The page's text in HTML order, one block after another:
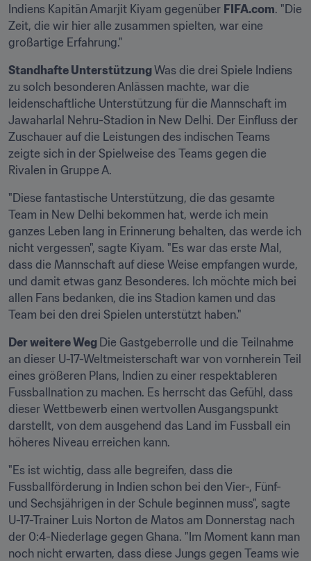
Indiens Kapitän Amarjit Kiyam gegenüber FIFA.com. "Die
Zeit, die wir hier alle zusammen spielten, war eine
großartige Erfahrung."
Standhafte Unterstützung Was die drei Spiele Indiens
zu solch besonderen Anlässen machte, war die
leidenschaftliche Unterstützung für die Mannschaft im
Jawaharlal Nehru-Stadion in New Delhi. Der Einfluss der
Zuschauer auf die Leistungen des indischen Teams
zeigte sich in der Spielweise des Teams gegen die
Rivalen in Gruppe A.
"Diese fantastische Unterstützung, die das gesamte
Team in New Delhi bekommen hat, werde ich mein
ganzes Leben lang in Erinnerung behalten, das werde ich
nicht vergessen", sagte Kiyam. "Es war das erste Mal,
dass die Mannschaft auf diese Weise empfangen wurde,
und damit etwas ganz Besonderes. Ich möchte mich bei
allen Fans bedanken, die ins Stadion kamen und das
Team bei den drei Spielen unterstützt haben."
Der weitere Weg Die Gastgeberrolle und die Teilnahme
an dieser U-17-Weltmeisterschaft war von vornherein Teil
eines größeren Plans, Indien zu einer respektableren
Fussballnation zu machen. Es herrscht das Gefühl, dass
dieser Wettbewerb einen wertvollen Ausgangspunkt
darstellt, von dem ausgehend das Land im Fussball ein
höheres Niveau erreichen kann.
"Es ist wichtig, dass alle begreifen, dass die
Fussballförderung in Indien schon bei den Vier-, Fünf-
und Sechsjährigen in der Schule beginnen muss", sagte
U-17-Trainer Luis Norton de Matos am Donnerstag nach
der 0:4-Niederlage gegen Ghana. "Im Moment kann man
noch nicht erwarten, dass diese Jungs gegen Teams wie